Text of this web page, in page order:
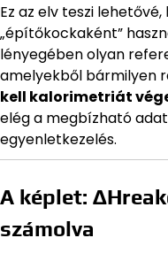
Ez az elv teszi
„építőkockaként”
lényegében olyan
amelyekből bármilyen
kell kalorimetriát
elég a megbízható
egyenletkezelés.
A képlet:
számolva